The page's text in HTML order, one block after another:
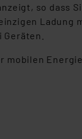
so dass
Ladung
mobilen